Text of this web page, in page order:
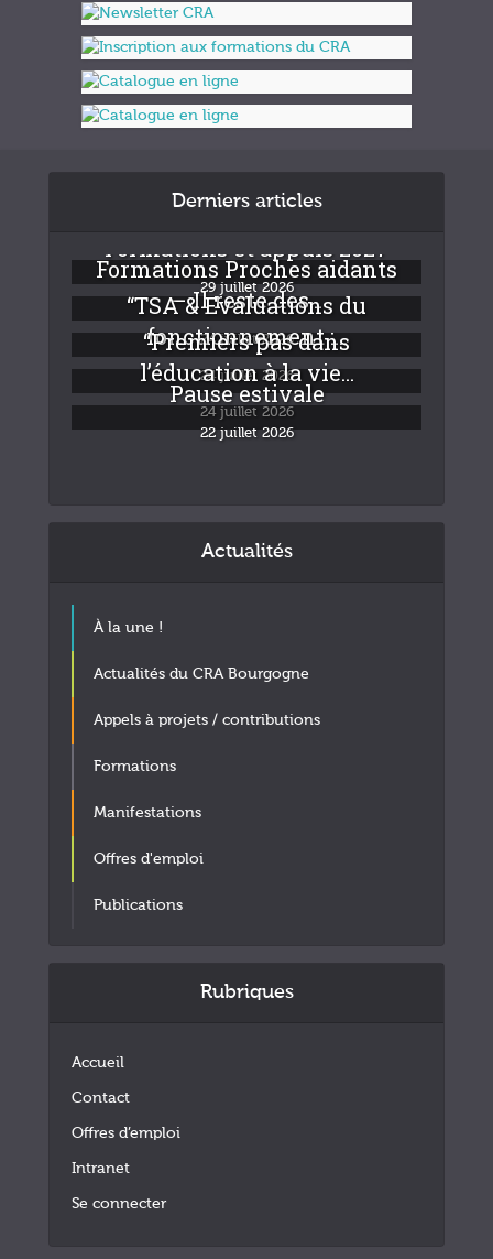
Derniers articles
Formations et appuis 2027
29 juillet 2026
Formations Proches aidants
– Il reste des...
24 juillet 2026
“TSA & Evaluations du
fonctionnement :...
24 juillet 2026
“Premiers pas dans
l’éducation à la vie...
24 juillet 2026
Pause estivale
22 juillet 2026
Actualités
À la une !
Actualités du CRA Bourgogne
Appels à projets / contributions
Formations
Manifestations
Offres d'emploi
Publications
Rubriques
Accueil
Contact
Offres d’emploi
Intranet
Se connecter